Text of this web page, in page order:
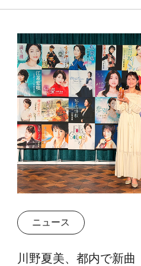
ニュース
川野夏美、都内で新